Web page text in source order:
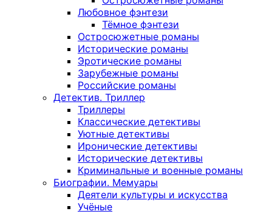
Любовное фэнтези
Тёмное фэнтези
Остросюжетные романы
Исторические романы
Эротические романы
Зарубежные романы
Российские романы
Детектив. Триллер
Триллеры
Классические детективы
Уютные детективы
Иронические детективы
Исторические детективы
Криминальные и военные романы
Биографии. Мемуары
Деятели культуры и искусства
Учёные